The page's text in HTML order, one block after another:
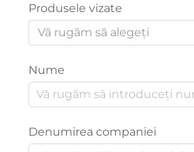
Produsele vizate
Vă rugăm să alegeți
Nume
Denumirea companiei